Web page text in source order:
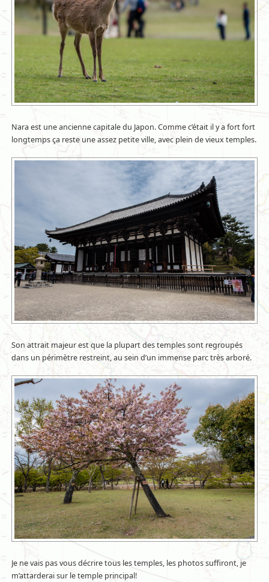
Nara est une ancienne capitale du Japon. Comme c’était il y a fort fort
longtemps ça reste une assez petite ville, avec plein de vieux temples.
Son attrait majeur est que la plupart des temples sont regroupés
dans un périmètre restreint, au sein d’un immense parc très arboré.
Je ne vais pas vous décrire tous les temples, les photos suffiront, je
m’attarderai sur le temple principal!